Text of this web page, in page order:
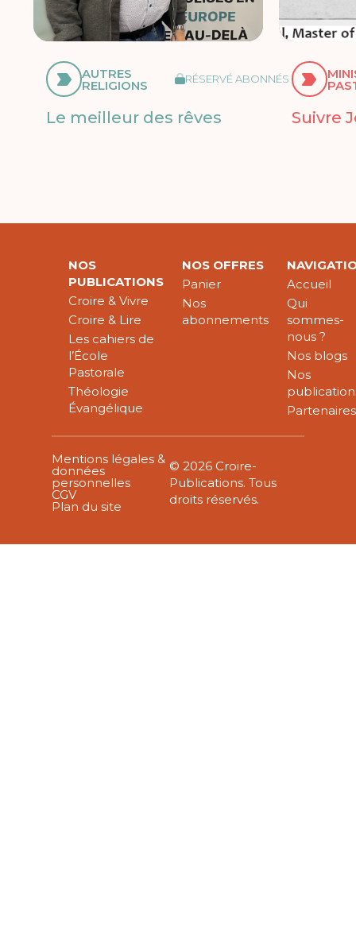
AUTRES
RELIGIONS RÉSERVÉ ABONNÉS
Le meilleur des rêves Suivre
NOS
PUBLICATIONS
Croire & Vivre
Croire & Lire
Les cahiers de
l’École
Pastorale
Théologie
Évangélique
NOS OFFRES
Panier
Nos
abonnements
Accueil
Qui
sommes-
nous ?
Nos blogs
Nos
Partenaires
Mentions légales &
données
personnelles
CGV
Plan du site
© 2026 Croire-
Publications. Tous
droits réservés.